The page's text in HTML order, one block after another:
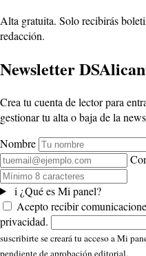
Alta gratuita. Solo recibirás
redacción.
Newsletter
Crea tu cuenta de lector para
gestionar tu alta o baja de la
Nombre
i ¿Qué es Mi panel?
Acepto recibir
privacidad.
suscribirte se creará tu acceso a Mi
pendiente de aprobación editorial.